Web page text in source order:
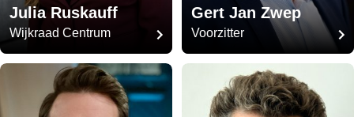
Julia Ruskauff
Wijkraad Centrum
Gert Jan Zwep
Voorzitter